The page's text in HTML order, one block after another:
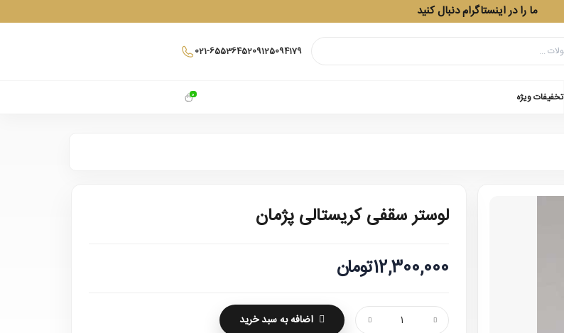
ما را در اینستاگرام دنبال کنید
021-6553645209125094179
0 تخفیفات ویژه
لوستر سقفی کریستالی پژمان
12,300,000تومان
اضافه به سبد خرید